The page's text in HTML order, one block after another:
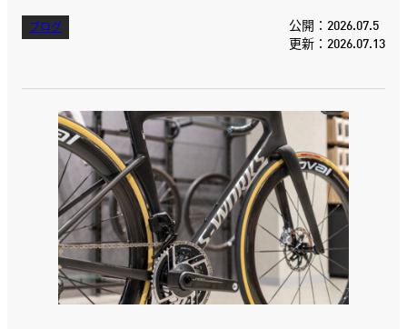
ブログ
公開：2026.07.5
更新：2026.07.13